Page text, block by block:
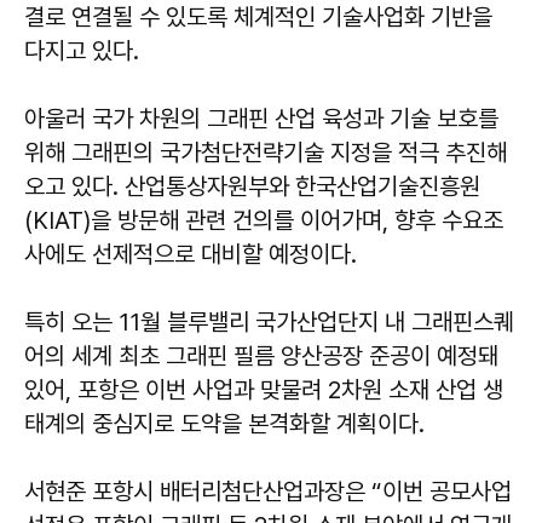
결로 연결될 수 있도록 체계적인 기술사업화 기반을
다지고 있다.
아울러 국가 차원의 그래핀 산업 육성과 기술 보호를
위해 그래핀의 국가첨단전략기술 지정을 적극 추진해
오고 있다. 산업통상자원부와 한국산업기술진흥원
(KIAT)을 방문해 관련 건의를 이어가며, 향후 수요조
사에도 선제적으로 대비할 예정이다.
특히 오는 11월 블루밸리 국가산업단지 내 그래핀스퀘
어의 세계 최초 그래핀 필름 양산공장 준공이 예정돼
있어, 포항은 이번 사업과 맞물려 2차원 소재 산업 생
태계의 중심지로 도약을 본격화할 계획이다.
서현준 포항시 배터리첨단산업과장은 “이번 공모사업